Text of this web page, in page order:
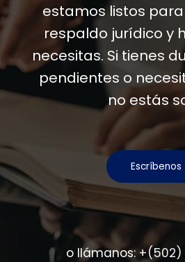
estamos listos
respaldo jurídico y
necesitas. Si tienes
pendientes o
no estás
Escríbenos
o llámanos: +(502)